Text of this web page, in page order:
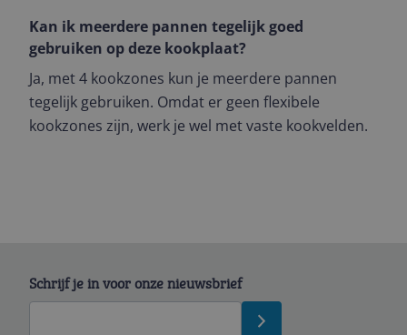
Kan ik meerdere pannen tegelijk goed
gebruiken op deze kookplaat?
Ja, met 4 kookzones kun je meerdere pannen
tegelijk gebruiken. Omdat er geen flexibele
kookzones zijn, werk je wel met vaste kookvelden.
Schrijf je in voor onze nieuwsbrief